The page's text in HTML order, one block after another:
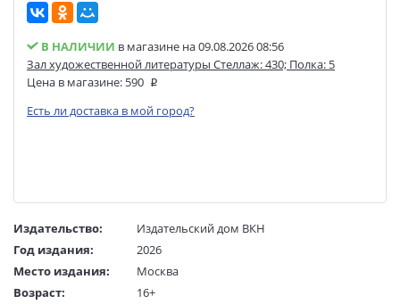
В НАЛИЧИИ в магазине на 09.08.2026 08:56
Зал художественной литературы Стеллаж: 430; Полка: 5
Цена в магазине: 590
Есть ли доставка в мой город?
Издательство:
Издательский дом ВКН
Год издания:
2026
Место издания:
Москва
Возраст:
16+